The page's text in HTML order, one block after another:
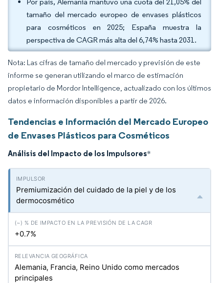
tamaño del mercado europeo de envases plásticos
para cosméticos en 2025; España muestra la
perspectiva de CAGR más alta del 6,74% hasta 2031.
Nota: Las cifras de tamaño del mercado y previsión de este
informe se generan utilizando el marco de estimación
propietario de Mordor Intelligence, actualizado con los últimos
datos e información disponibles a partir de 2026.
Tendencias e Información del Mercado Europeo
de Envases Plásticos para Cosméticos
Análisis del Impacto de los Impulsores*
Premiumización del cuidado de la piel y de los
dermocosmético
+0.7%
Alemania, Francia, Reino Unido como mercados
principales